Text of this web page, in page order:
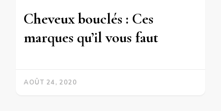
Cheveux bouclés : Ces
marques qu’il vous faut
AOÛT 24, 2020